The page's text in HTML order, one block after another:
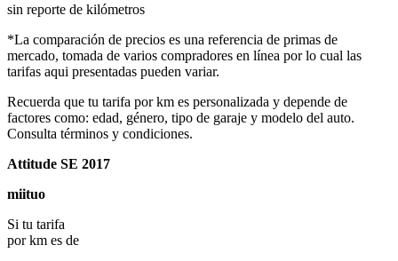
sin reporte de kilómetros
*La comparación de precios es una referencia de primas de
mercado, tomada de varios compradores en línea por lo cual las
tarifas aqui presentadas pueden variar.
Recuerda que tu tarifa por km es personalizada y depende de
factores como: edad, género, tipo de garaje y modelo del auto.
Consulta términos y condiciones.
Attitude SE 2017
miituo
Si tu tarifa
por km es de